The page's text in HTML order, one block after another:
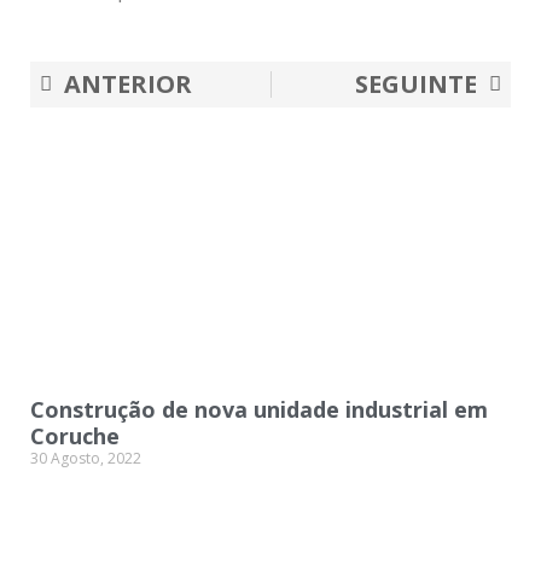
Prev
ANTERIOR SEGUINTE
Construção de nova unidade industrial em
Coruche
30 Agosto, 2022